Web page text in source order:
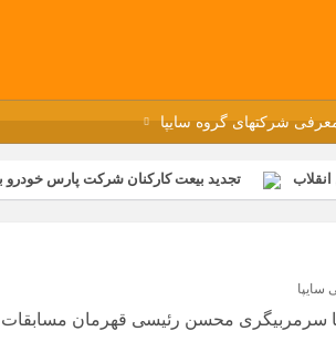
شرکتهای گروه سایپا
تجدید بیعت کارکنان شرکت پارس خودرو
مگاموتور تیم شهدای مگاموتور در سایپا
با سرمربیگری محسن رئیسی قهرمان مسابقات